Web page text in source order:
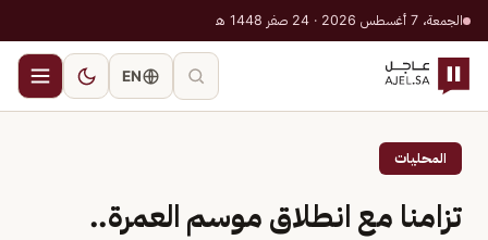
الجمعة، 7 أغسطس 2026 · 24 صفر 1448 هـ
EN
المحليات
تزامنا مع انطلاق موسم العمرة..